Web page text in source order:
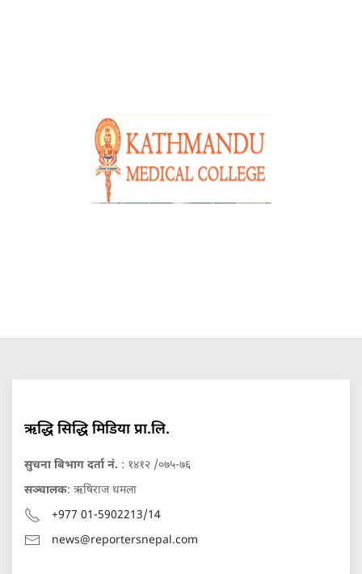
ऋद्धि सिद्धि मिडिया प्रा.लि.
सुचना बिभाग दर्ता नं. : १४१२ /०७५-७६
सञ्चालक: ऋषिराज धमला
+977 01-5902213/14
news@reportersnepal.com